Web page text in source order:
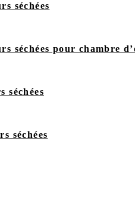
séchées
séchées pour chambre
séchées
séchées